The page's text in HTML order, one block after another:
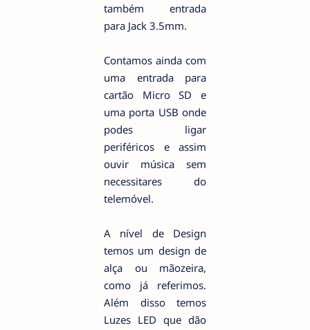
também entrada
para Jack 3.5mm.
Contamos ainda com
uma entrada para
cartão Micro SD e
uma porta USB onde
podes ligar
periféricos e assim
ouvir música sem
necessitares do
telemóvel.
A nível de Design
temos um design de
alça ou mãozeira,
como já referimos.
Além disso temos
Luzes LED que dão